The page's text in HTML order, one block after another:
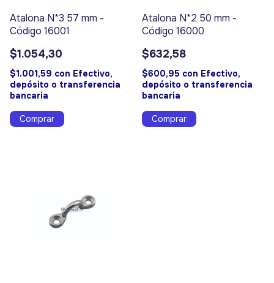
Atalona N*3 57 mm -
Código 16001
$1.054,30
$1.001,59 con Efectivo,
depósito o transferencia
bancaria
Atalona N*2 50 mm -
Código 16000
$632,58
$600,95 con Efectivo,
depósito o transferencia
bancaria